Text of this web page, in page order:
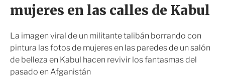
S
ó
mujeres en las calles de Kabul
La imagen viral de un militante talibán borrando con
pintura las fotos de mujeres en las paredes de un salón
de belleza en Kabul hacen revivir los fantasmas del
pasado en Afganistán